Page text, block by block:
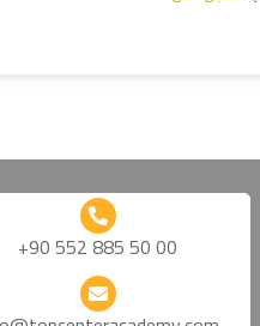
+90 552 885 50 00